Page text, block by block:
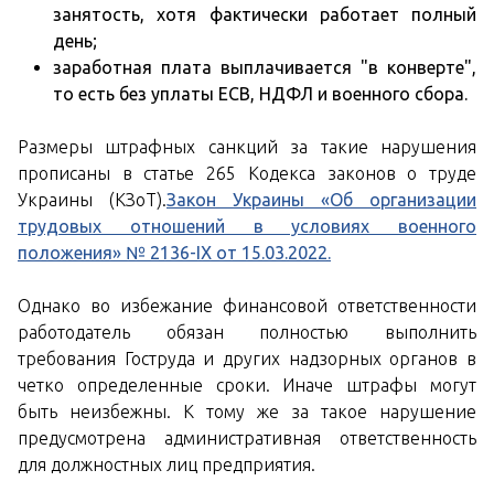
занятость, хотя фактически работает полный
день;
заработная плата выплачивается "в конверте",
то есть без уплаты ЕСВ, НДФЛ и военного сбора.
Размеры штрафных санкций за такие нарушения
прописаны в статье 265 Кодекса законов о труде
Украины (КЗоТ).Закон Украины «Об организации
трудовых отношений в условиях военного
положения» № 2136-IX от 15.03.2022.
Однако во избежание финансовой ответственности
работодатель обязан полностью выполнить
требования Гоструда и других надзорных органов в
четко определенные сроки. Иначе штрафы могут
быть неизбежны. К тому же за такое нарушение
предусмотрена административная ответственность
для должностных лиц предприятия.